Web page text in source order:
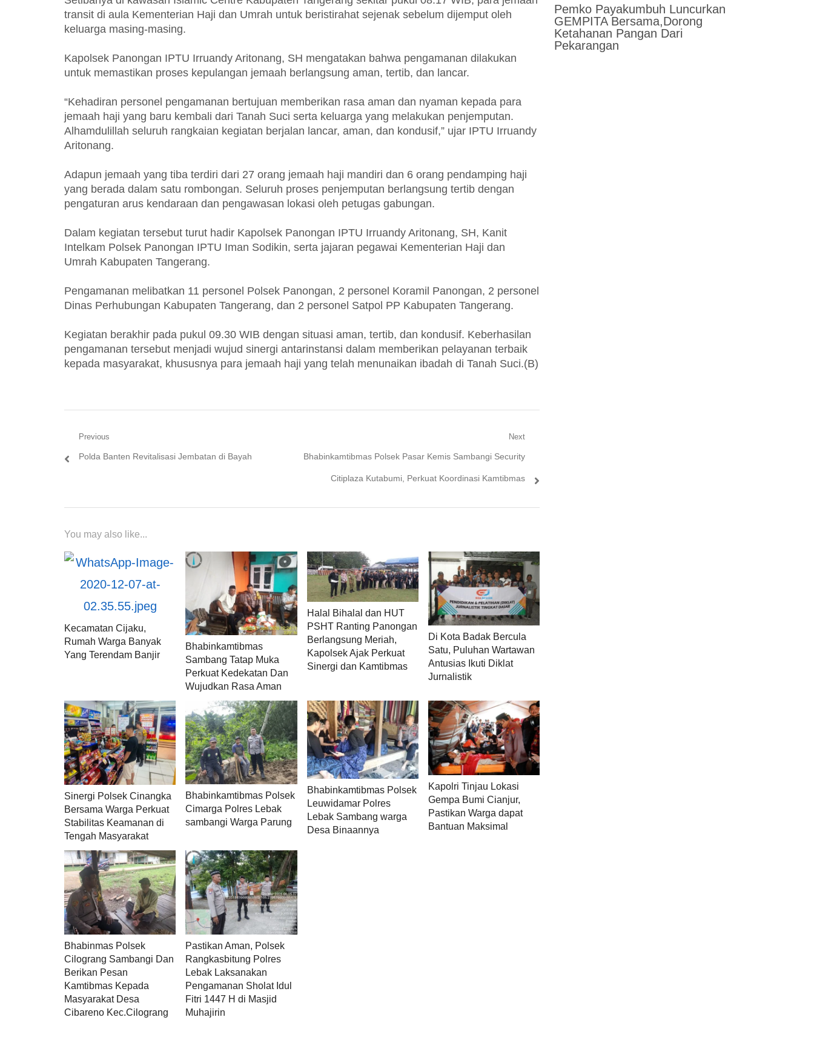
transit di aula Kementerian Haji dan Umrah untuk beristirahat sejenak sebelum dijemput oleh
keluarga masing-masing.
Kapolsek Panongan IPTU Irruandy Aritonang, SH mengatakan bahwa pengamanan dilakukan
untuk memastikan proses kepulangan jemaah berlangsung aman, tertib, dan lancar.
“Kehadiran personel pengamanan bertujuan memberikan rasa aman dan nyaman kepada para
jemaah haji yang baru kembali dari Tanah Suci serta keluarga yang melakukan penjemputan.
Alhamdulillah seluruh rangkaian kegiatan berjalan lancar, aman, dan kondusif,” ujar IPTU Irruandy
Aritonang.
Adapun jemaah yang tiba terdiri dari 27 orang jemaah haji mandiri dan 6 orang pendamping haji
yang berada dalam satu rombongan. Seluruh proses penjemputan berlangsung tertib dengan
pengaturan arus kendaraan dan pengawasan lokasi oleh petugas gabungan.
Dalam kegiatan tersebut turut hadir Kapolsek Panongan IPTU Irruandy Aritonang, SH, Kanit
Intelkam Polsek Panongan IPTU Iman Sodikin, serta jajaran pegawai Kementerian Haji dan
Umrah Kabupaten Tangerang.
Pengamanan melibatkan 11 personel Polsek Panongan, 2 personel Koramil Panongan, 2 personel
Dinas Perhubungan Kabupaten Tangerang, dan 2 personel Satpol PP Kabupaten Tangerang.
Kegiatan berakhir pada pukul 09.30 WIB dengan situasi aman, tertib, dan kondusif. Keberhasilan
pengamanan tersebut menjadi wujud sinergi antarinstansi dalam memberikan pelayanan terbaik
kepada masyarakat, khususnya para jemaah haji yang telah menunaikan ibadah di Tanah Suci.(B)
Navigasi
pos
Previous
Previous
Polda Banten Revitalisasi Jembatan di Bayah
Next
Next
Bhabinkamtibmas Polsek Pasar Kemis Sambangi Security
Citiplaza Kutabumi, Perkuat Koordinasi Kamtibmas
You may also like...
Kecamatan Cijaku,
Rumah Warga Banyak
Yang Terendam Banjir
Bhabinkamtibmas
Sambang Tatap Muka
Perkuat Kedekatan Dan
Wujudkan Rasa Aman
Halal Bihalal dan HUT
PSHT Ranting Panongan
Berlangsung Meriah,
Kapolsek Ajak Perkuat
Sinergi dan Kamtibmas
Di Kota Badak Bercula
Satu, Puluhan Wartawan
Antusias Ikuti Diklat
Jurnalistik
Sinergi Polsek Cinangka
Bersama Warga Perkuat
Stabilitas Keamanan di
Tengah Masyarakat
Bhabinkamtibmas Polsek
Cimarga Polres Lebak
sambangi Warga Parung
Bhabinkamtibmas Polsek
Leuwidamar Polres
Lebak Sambang warga
Desa Binaannya
Kapolri Tinjau Lokasi
Gempa Bumi Cianjur,
Pastikan Warga dapat
Bantuan Maksimal
Bhabinmas Polsek
Cilograng Sambangi Dan
Berikan Pesan
Kamtibmas Kepada
Masyarakat Desa
Cibareno Kec.Cilograng
Pastikan Aman, Polsek
Rangkasbitung Polres
Lebak Laksanakan
Pengamanan Sholat Idul
Fitri 1447 H di Masjid
Muhajirin
Pemko Payakumbuh Luncurkan
GEMPITA Bersama,Dorong
Ketahanan Pangan Dari
Pekarangan